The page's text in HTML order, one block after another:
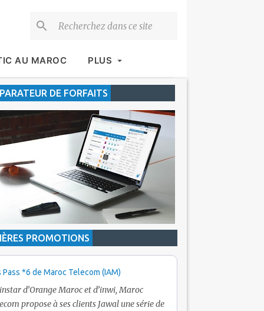
AU MAROC PLUS
DE FORFAITS
PROMOTIONS
Pass *6 de Maroc Telecom (IAM)
d’Orange Maroc et d’inwi, Maroc
propose à ses clients Jawal une série de